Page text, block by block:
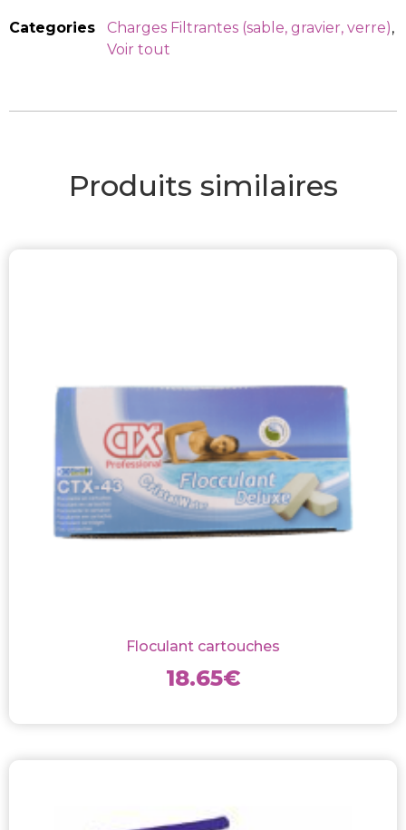
Categories Charges Filtrantes (sable, gravier, verre),
Voir tout
Produits similaires
Floculant cartouches
18.65€